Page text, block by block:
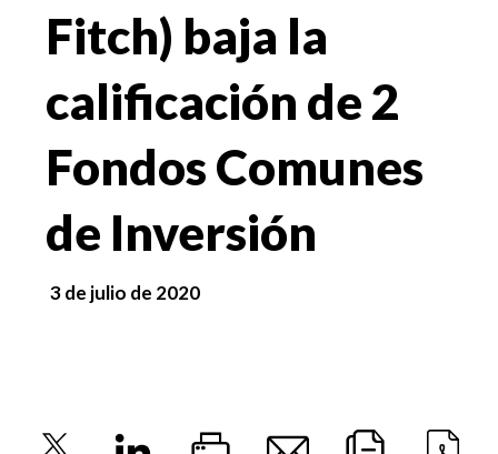
Fitch) baja la
calificación de 2
Fondos Comunes
de Inversión
3 de julio de 2020